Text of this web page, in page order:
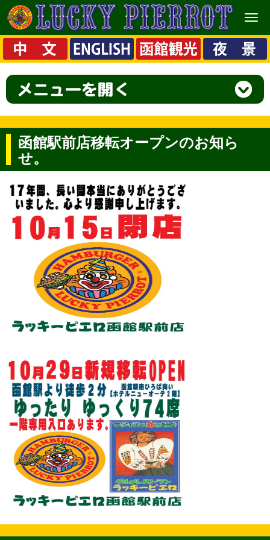
メ
ニ
ュ
ー
函館駅前店移転オープンのお知ら
せ。